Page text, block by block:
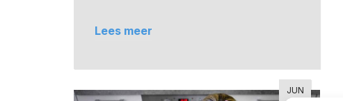
Lees meer
JUN